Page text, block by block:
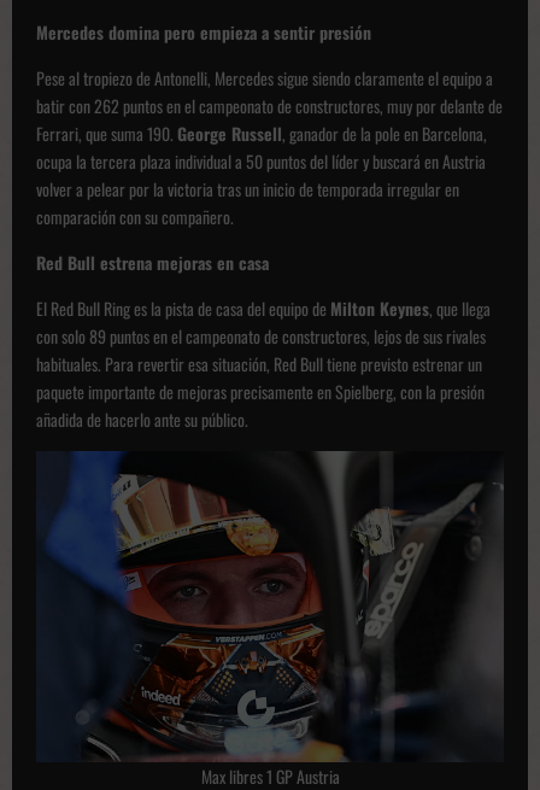
Mercedes domina pero empieza a sentir presión
Pese al tropiezo de Antonelli, Mercedes sigue siendo claramente el equipo a
batir con 262 puntos en el campeonato de constructores, muy por delante de
Ferrari, que suma 190. George Russell, ganador de la pole en Barcelona,
ocupa la tercera plaza individual a 50 puntos del líder y buscará en Austria
volver a pelear por la victoria tras un inicio de temporada irregular en
comparación con su compañero.
Red Bull estrena mejoras en casa
El Red Bull Ring es la pista de casa del equipo de Milton Keynes, que llega
con solo 89 puntos en el campeonato de constructores, lejos de sus rivales
habituales. Para revertir esa situación, Red Bull tiene previsto estrenar un
paquete importante de mejoras precisamente en Spielberg, con la presión
añadida de hacerlo ante su público.
Max libres 1 GP Austria